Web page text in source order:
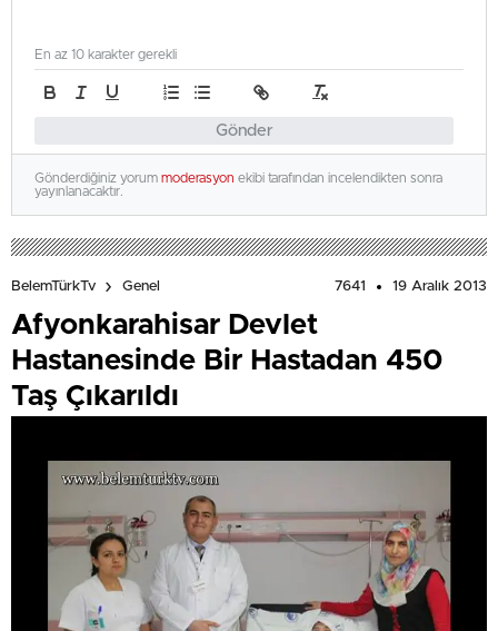
Gönder
En az 10 karakter gerekli
Gönderdiğiniz yorum moderasyon ekibi tarafından incelendikten sonra
yayınlanacaktır.
BelemTürkTv Genel 7641 19 Aralık 2013
Afyonkarahisar Devlet
Hastanesinde Bir Hastadan 450
Taş Çıkarıldı